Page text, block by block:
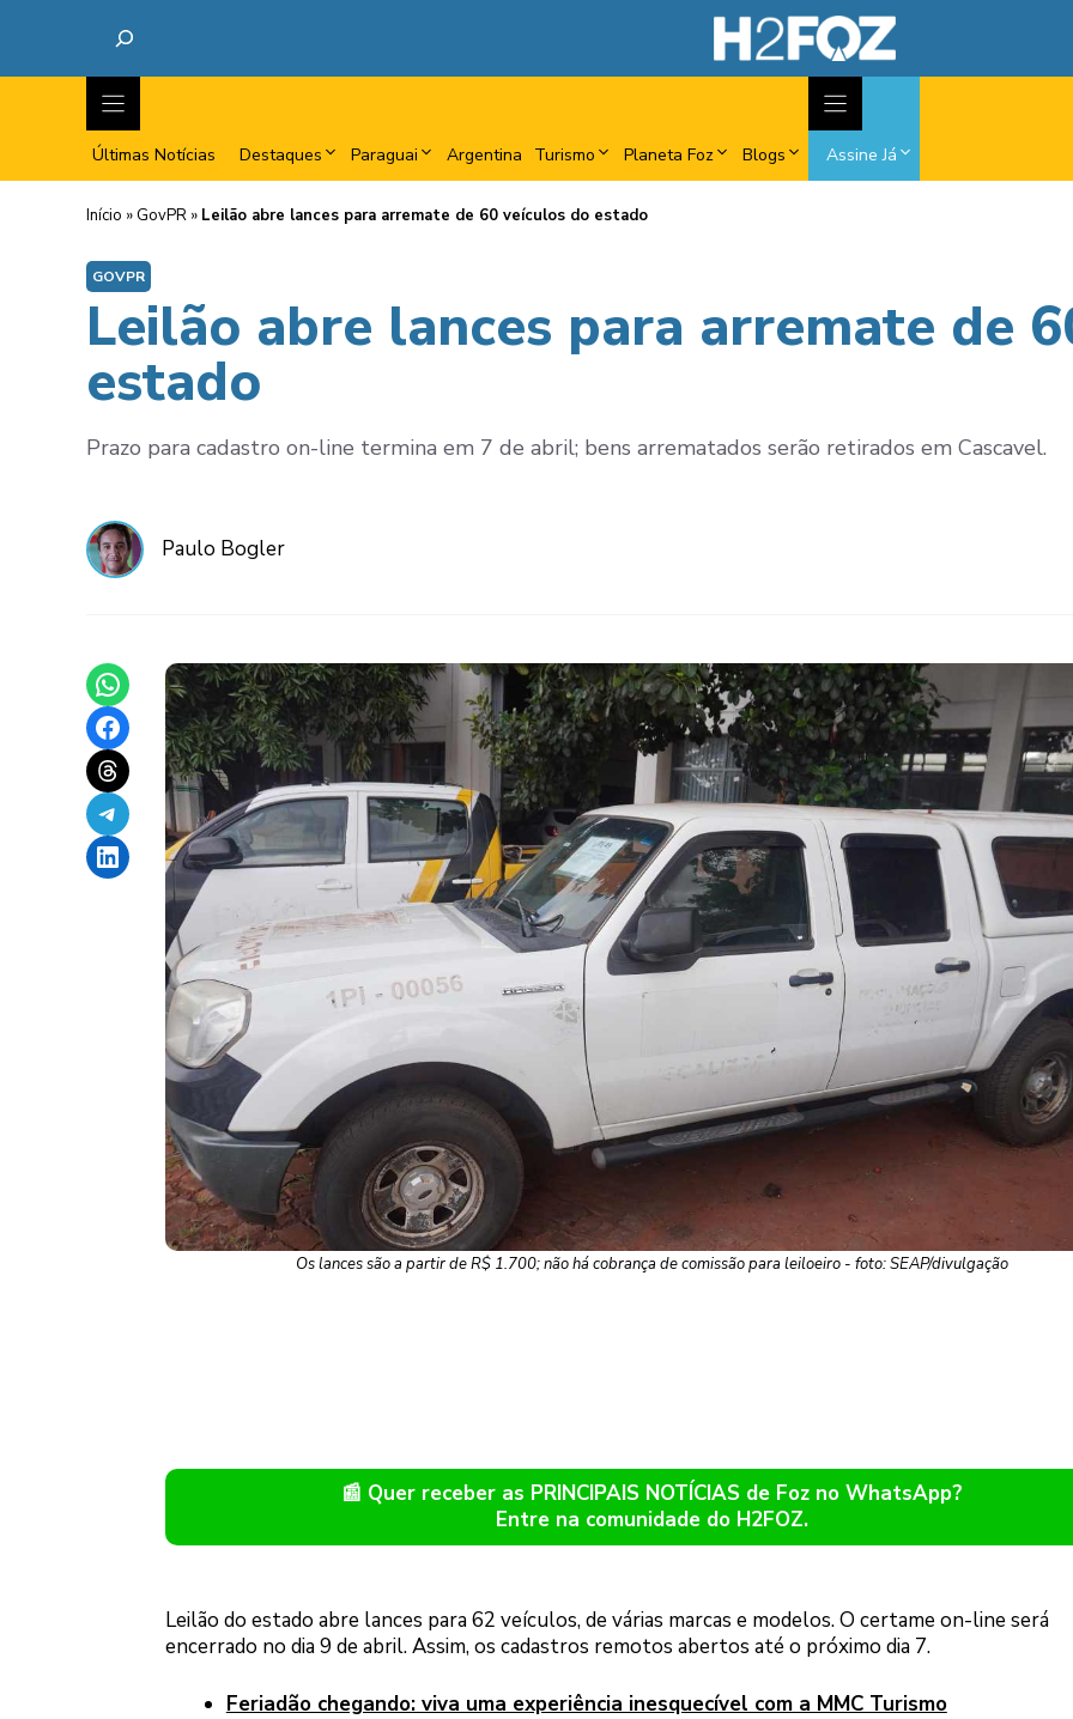
Últimas Notícias Destaques Paraguai Argentina Turismo Planeta Foz Blogs Assine Já
Início » GovPR » Leilão abre lances para arremate de 60 veículos do estado
GOVPR
Leilão abre lances para arremate de
estado
Prazo para cadastro on-line termina em 7 de abril; bens arrematados serão retirados em Cascavel.
Paulo Bogler
Share on WhatsApp
Share on Facebook
Share on Threads
Share on Telegram
Share on LinkedIn
Os lances são a partir de R$ 1.700; não há cobrança de comissão para leiloeiro - foto: SEAP/divulgação
📰 Quer receber as PRINCIPAIS NOTÍCIAS de Foz no WhatsApp?
Entre na comunidade do H2FOZ.
Leilão do estado abre lances para 62 veículos, de várias marcas e modelos. O certame on-line será
encerrado no dia 9 de abril. Assim, os cadastros remotos abertos até o próximo dia 7.
Feriadão chegando: viva uma experiência inesquecível com a MMC Turismo